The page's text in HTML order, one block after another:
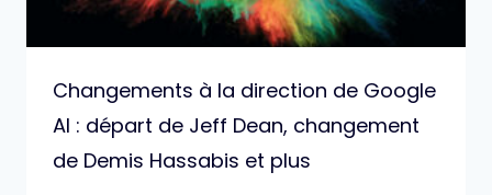
Changements à la direction de Google
AI : départ de Jeff Dean, changement
de Demis Hassabis et plus